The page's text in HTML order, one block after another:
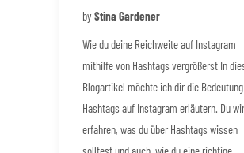
by Stina Gardener
Wie du deine Reichweite auf Instagram
mithilfe von Hashtags vergrößerst In
Blogartikel möchte ich dir die
Hashtags auf Instagram erläutern. Du
erfahren, was du über Hashtags wissen